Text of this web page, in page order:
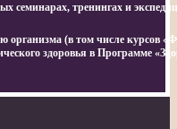
семинарах, тренингах и
организма (в том числе курсов
здоровья в Программе